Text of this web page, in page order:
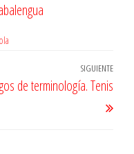
SIGUIENTE
de terminología. Tenis